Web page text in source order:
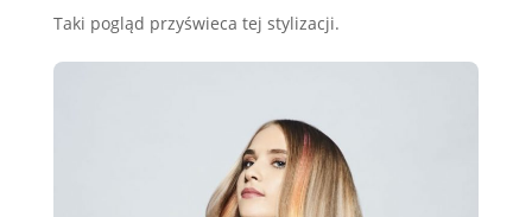
Taki pogląd przyświeca tej stylizacji.